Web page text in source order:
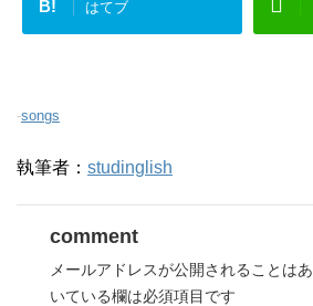
B! はてブ
-songs
執筆者： studinglish
comment
メールアドレスが公開されることはあ
いている欄は必須項目です